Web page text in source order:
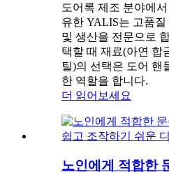
도어록 제조 분야에
유한 YALIS는 고품
및 생산을 전문으로
택할 때 재료(아연 합
틸)의 선택은 도어 핸
한 역할을 합니다.
더 읽어보세요
노인에게 적합한